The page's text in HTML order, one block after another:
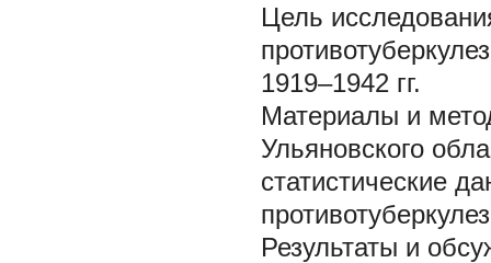
Цель
1919–1942 гг.
Материалы и
Ульяновского
статистические
Результаты и